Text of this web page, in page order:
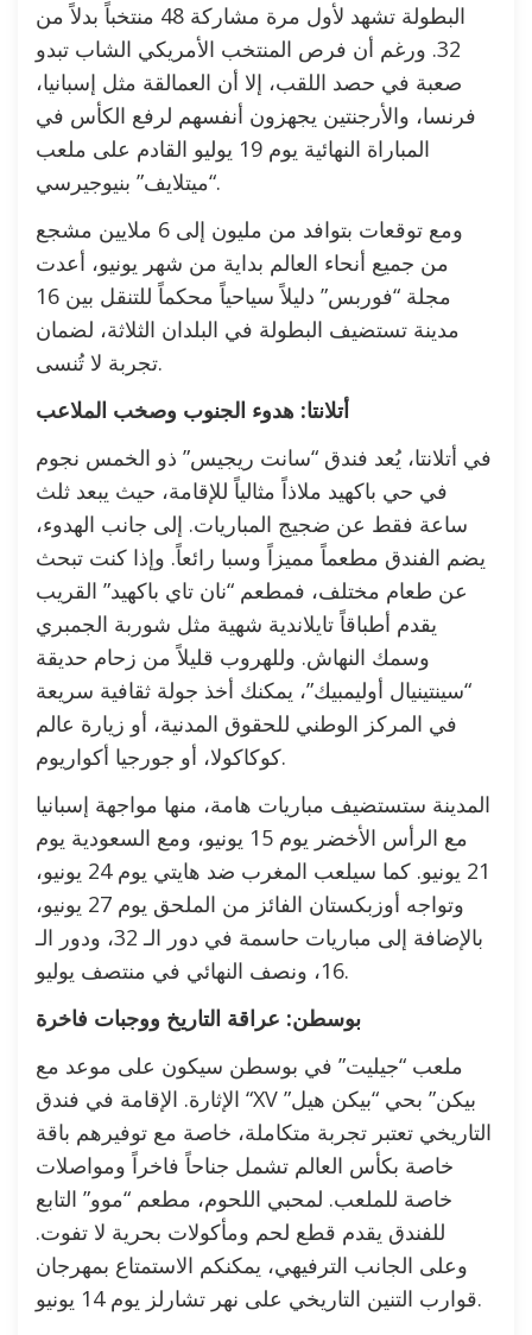
البطولة تشهد لأول مرة مشاركة 48 منتخباً بدلاً من
32. ورغم أن فرص المنتخب الأمريكي الشاب تبدو
صعبة في حصد اللقب، إلا أن العمالقة مثل إسبانيا،
فرنسا، والأرجنتين يجهزون أنفسهم لرفع الكأس في
المباراة النهائية يوم 19 يوليو القادم على ملعب
“ميتلايف” بنيوجيرسي.
ومع توقعات بتوافد من مليون إلى 6 ملايين مشجع
من جميع أنحاء العالم بداية من شهر يونيو، أعدت
مجلة “فوربس” دليلاً سياحياً محكماً للتنقل بين 16
مدينة تستضيف البطولة في البلدان الثلاثة، لضمان
تجربة لا تُنسى.
أتلانتا: هدوء الجنوب وصخب الملاعب
في أتلانتا، يُعد فندق “سانت ريجيس” ذو الخمس نجوم
في حي باكهيد ملاذاً مثالياً للإقامة، حيث يبعد ثلث
ساعة فقط عن ضجيج المباريات. إلى جانب الهدوء،
يضم الفندق مطعماً مميزاً وسبا رائعاً. وإذا كنت تبحث
عن طعام مختلف، فمطعم “نان تاي باكهيد” القريب
يقدم أطباقاً تايلاندية شهية مثل شوربة الجمبري
وسمك النهاش. وللهروب قليلاً من زحام حديقة
“سينتينيال أوليمبيك”، يمكنك أخذ جولة ثقافية سريعة
في المركز الوطني للحقوق المدنية، أو زيارة عالم
كوكاكولا، أو جورجيا أكواريوم.
المدينة ستستضيف مباريات هامة، منها مواجهة إسبانيا
مع الرأس الأخضر يوم 15 يونيو، ومع السعودية يوم
21 يونيو. كما سيلعب المغرب ضد هايتي يوم 24 يونيو،
وتواجه أوزبكستان الفائز من الملحق يوم 27 يونيو،
بالإضافة إلى مباريات حاسمة في دور الـ 32، ودور الـ
16، ونصف النهائي في منتصف يوليو.
بوسطن: عراقة التاريخ ووجبات فاخرة
ملعب “جيليت” في بوسطن سيكون على موعد مع
الإثارة. الإقامة في فندق “XV بيكن” بحي “بيكن هيل”
التاريخي تعتبر تجربة متكاملة، خاصة مع توفيرهم باقة
خاصة بكأس العالم تشمل جناحاً فاخراً ومواصلات
خاصة للملعب. لمحبي اللحوم، مطعم “موو” التابع
للفندق يقدم قطع لحم ومأكولات بحرية لا تفوت.
وعلى الجانب الترفيهي، يمكنكم الاستمتاع بمهرجان
قوارب التنين التاريخي على نهر تشارلز يوم 14 يونيو.